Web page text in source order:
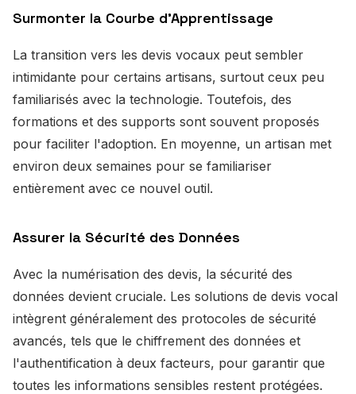
Surmonter la Courbe d'Apprentissage
La transition vers les devis vocaux peut sembler
intimidante pour certains artisans, surtout ceux peu
familiarisés avec la technologie. Toutefois, des
formations et des supports sont souvent proposés
pour faciliter l'adoption. En moyenne, un artisan met
environ deux semaines pour se familiariser
entièrement avec ce nouvel outil.
Assurer la Sécurité des Données
Avec la numérisation des devis, la sécurité des
données devient cruciale. Les solutions de devis vocal
intègrent généralement des protocoles de sécurité
avancés, tels que le chiffrement des données et
l'authentification à deux facteurs, pour garantir que
toutes les informations sensibles restent protégées.